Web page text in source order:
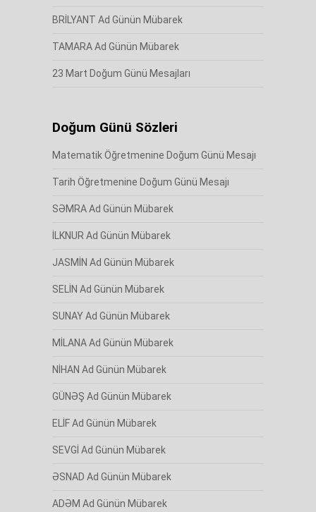
BRİLYANT Ad Günün Mübarek
TAMARA Ad Günün Mübarek
23 Mart Doğum Günü Mesajları
Doğum Günü Sözleri
Matematik Öğretmenine Doğum Günü Mesajı
Tarih Öğretmenine Doğum Günü Mesajı
SƏMRA Ad Günün Mübarek
İLKNUR Ad Günün Mübarek
JASMİN Ad Günün Mübarek
SELİN Ad Günün Mübarek
SUNAY Ad Günün Mübarek
MİLANA Ad Günün Mübarek
NİHAN Ad Günün Mübarek
GÜNƏŞ Ad Günün Mübarek
ELİF Ad Günün Mübarek
SEVGİ Ad Günün Mübarek
ƏSNAD Ad Günün Mübarek
ADƏM Ad Günün Mübarek